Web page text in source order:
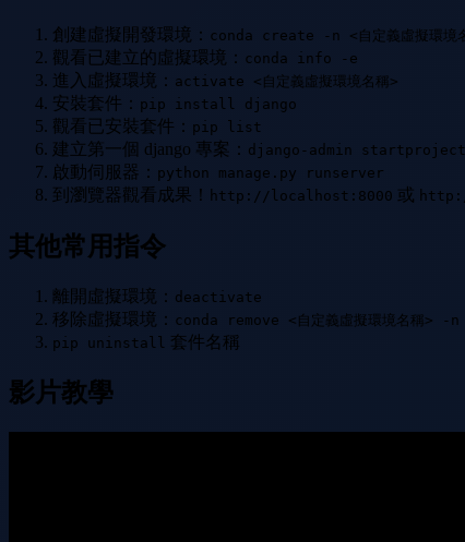
創建虛擬開發環境： conda create -n <自定義虛擬環境
觀看已建立的虛擬環境： conda info -e
進入虛擬環境： activate <自定義虛擬環境名稱>
安裝套件： pip install django
觀看已安裝套件： pip list
建立第一個 django 專案： django-admin
啟動伺服器： python manage.py runserver
到瀏覽器觀看成果！ http://localhost:8000 或
其他常用指令
離開虛擬環境： deactivate
移除虛擬環境： conda remove <自定義虛擬環境名稱>
pip uninstall
套件名稱
影片教學